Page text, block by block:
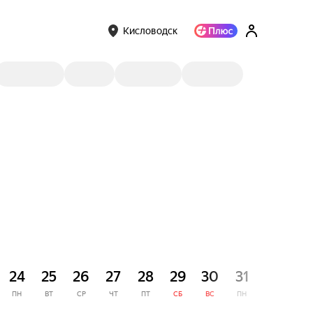
Кисловодск
24
ПН
25
ВТ
26
СР
27
ЧТ
28
ПТ
29
СБ
30
ВС
31
ПН